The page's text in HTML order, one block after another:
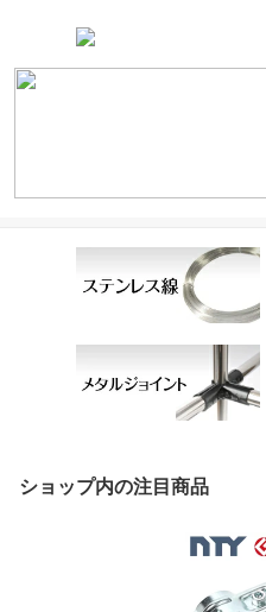
ショップ内の注目商品